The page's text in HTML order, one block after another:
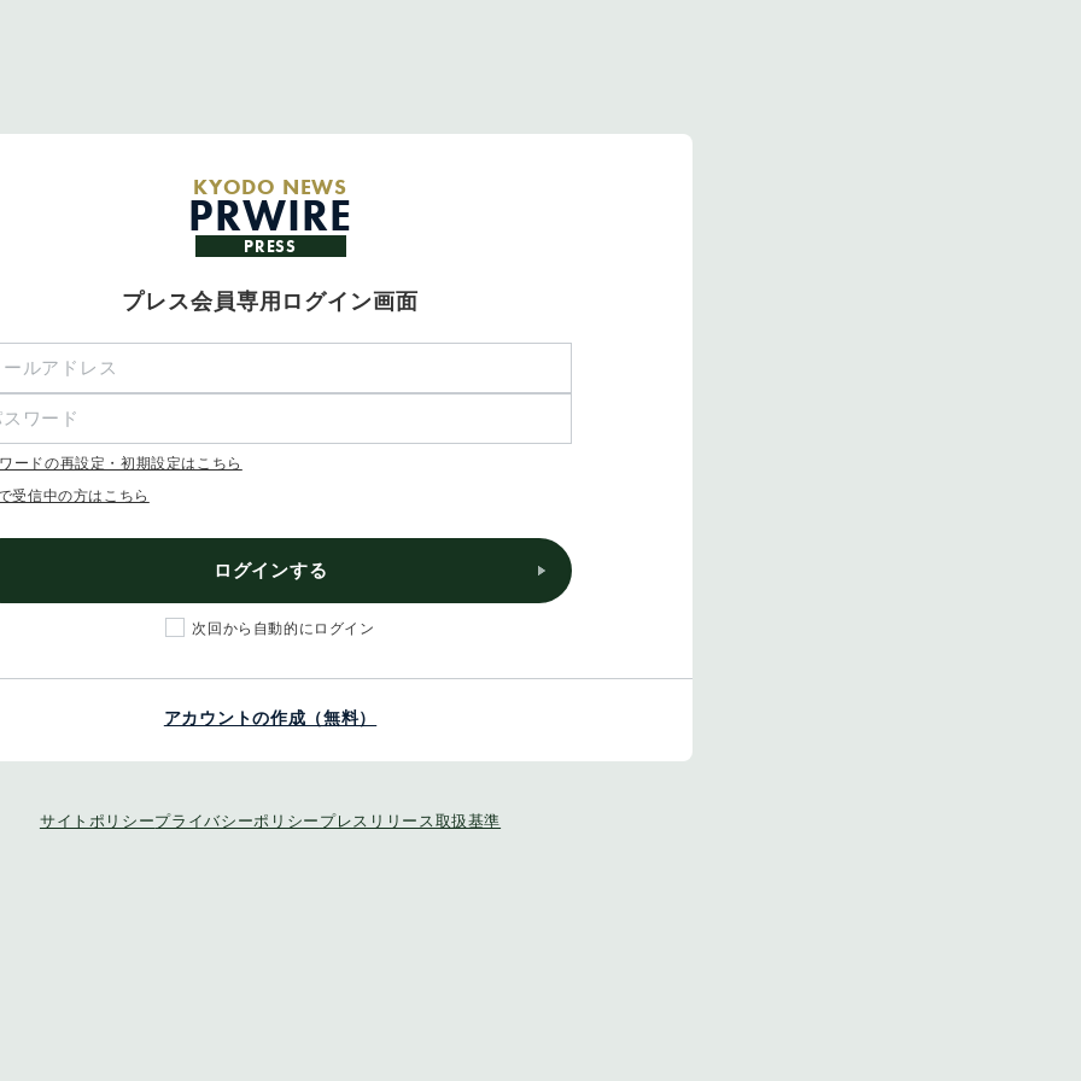
KYODO NEWS
PRWIRE
PRESS
プレス会員専用ログイン画面
ードの再設定・初期設定はこちら
受信中の方はこちら
ログインする
次回から自動的にログイン
アカウントの作成（無料）
サイトポリシープライバシーポリシー プレスリリース取扱基準